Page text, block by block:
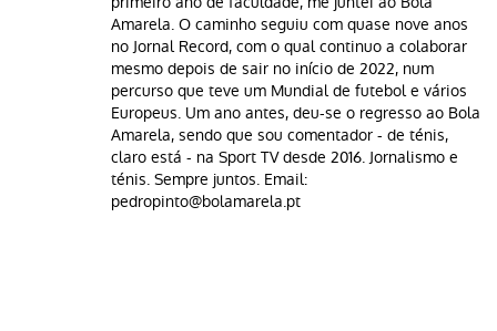
Amarela. O caminho seguiu com quase nove anos
no Jornal Record, com o qual continuo a colaborar
mesmo depois de sair no início de 2022, num
percurso que teve um Mundial de futebol e vários
Europeus. Um ano antes, deu-se o regresso ao Bola
Amarela, sendo que sou comentador - de ténis,
claro está - na Sport TV desde 2016. Jornalismo e
ténis. Sempre juntos. Email:
pedropinto@bolamarela.pt